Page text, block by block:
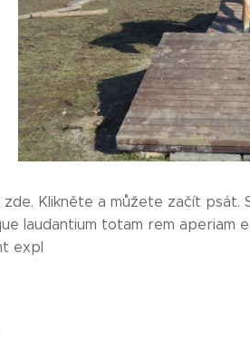
Klikněte a můžete začít
laudantium totam rem
expl